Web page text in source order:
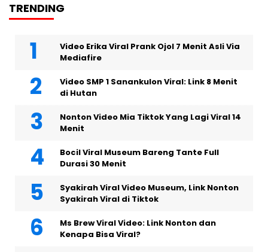
TRENDING
Video Erika Viral Prank Ojol 7 Menit Asli Via
Mediafire
Video SMP 1 Sanankulon Viral: Link 8 Menit
di Hutan
Nonton Video Mia Tiktok Yang Lagi Viral 14
Menit
Bocil Viral Museum Bareng Tante Full
Durasi 30 Menit
Syakirah Viral Video Museum, Link Nonton
Syakirah Viral di Tiktok
Ms Brew Viral Video: Link Nonton dan
Kenapa Bisa Viral?